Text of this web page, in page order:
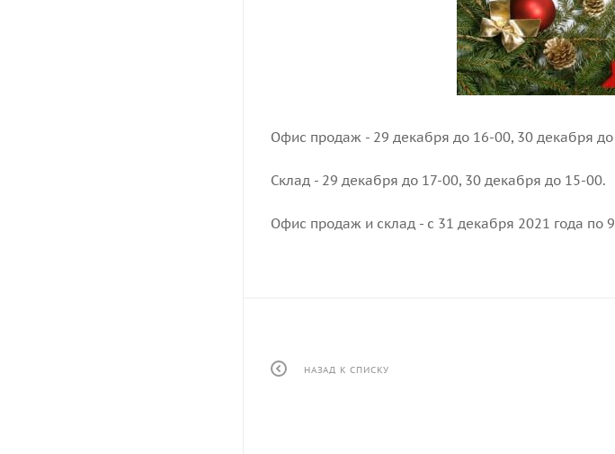
Офис продаж - 29 декабря до 16-00, 30 декабря
Склад - 29 декабря до 17-00, 30 декабря до 15-00.
Офис продаж и склад - с 31 декабря 2021 года по
НАЗАД К СПИСКУ